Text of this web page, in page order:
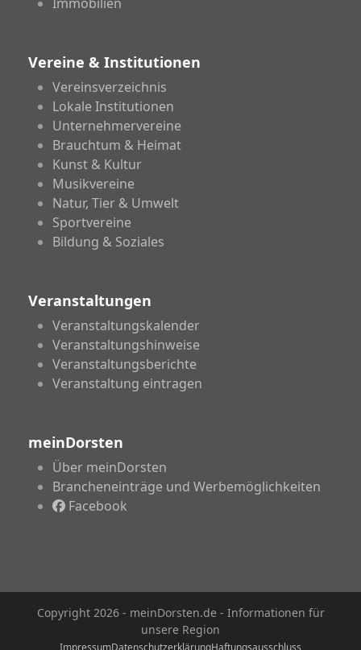
Vereine & Institutionen
Vereinsverzeichnis
Lokale Institutionen
Unternehmervereine
Brauchtum & Heimat
Kunst & Kultur
Musikvereine
Natur, Tier & Umwelt
Sportvereine
Bildung & Soziales
Veranstaltungen
Veranstaltungskalender
Veranstaltungshinweise
Veranstaltungsberichte
Veranstaltung eintragen
meinDorsten
Über meinDorsten
Brancheneinträge und Werbemöglichkeiten
Facebook
Copyright 2026 - meinDorsten.de - Informationen für
unsere Region
ImpressumDatenschutzerklärungHaftungsausschluss